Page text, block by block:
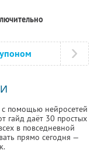
помощью нейросетей
гайд даёт 30 простых
в повседневной
прямо сегодня —